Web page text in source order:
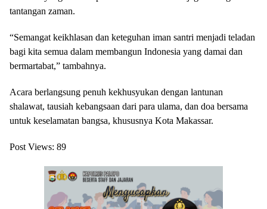
tantangan zaman.
“Semangat keikhlasan dan keteguhan iman santri menjadi teladan
bagi kita semua dalam membangun Indonesia yang damai dan
bermartabat,” tambahnya.
Acara berlangsung penuh kekhusyukan dengan lantunan
shalawat, tausiah kebangsaan dari para ulama, dan doa bersama
untuk keselamatan bangsa, khususnya Kota Makassar.
Post Views: 89